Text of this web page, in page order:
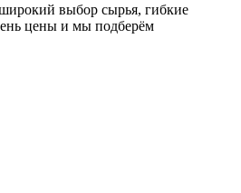
широкий выбор сырья, гибкие
цены и мы подберём